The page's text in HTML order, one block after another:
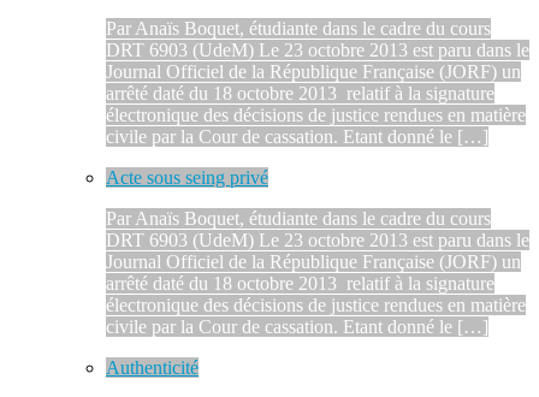
Par Anaïs Boquet, étudiante dans le cadre du cours
DRT 6903 (UdeM) Le 23 octobre 2013 est paru dans le
Journal Officiel de la République Française (JORF) un
arrêté daté du 18 octobre 2013 relatif à la signature
électronique des décisions de justice rendues en matière
civile par la Cour de cassation. Etant donné le […]
Acte sous seing privé
Par Anaïs Boquet, étudiante dans le cadre du cours
DRT 6903 (UdeM) Le 23 octobre 2013 est paru dans le
Journal Officiel de la République Française (JORF) un
arrêté daté du 18 octobre 2013 relatif à la signature
électronique des décisions de justice rendues en matière
civile par la Cour de cassation. Etant donné le […]
Authenticité